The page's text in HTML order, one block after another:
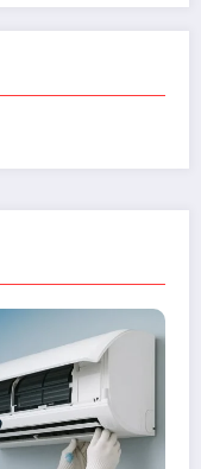
NORTH AIR